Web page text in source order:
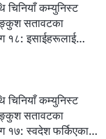
चिनियाँ कम्युनिस्ट
सतावटका
१८: इसाईहरूलाई
चिनियाँ कम्युनिस्ट
सतावटका
१७: स्वदेश फर्किएका